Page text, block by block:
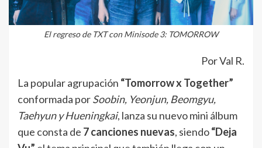
El regreso de TXT con Minisode 3: TOMORROW
Por Val R.
La popular agrupación “Tomorrow x Together”
conformada porSoobin, Yeonjun, Beomgyu,
Taehyun y Hueningkai, lanza su nuevo mini álbum
que consta de 7 canciones nuevas, siendo“Deja